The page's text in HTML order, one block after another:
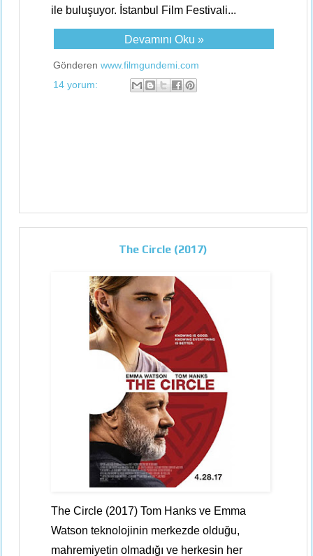
ile buluşuyor. İstanbul Film Festivali...
Devamını Oku »
Gönderen www.filmgundemi.com
14 yorum:
The Circle (2017)
The Circle (2017) Tom Hanks ve Emma
Watson teknolojinin merkezde olduğu,
mahremiyetin olmadığı ve herkesin her